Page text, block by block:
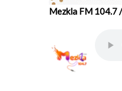
Mezkla FM 104.7